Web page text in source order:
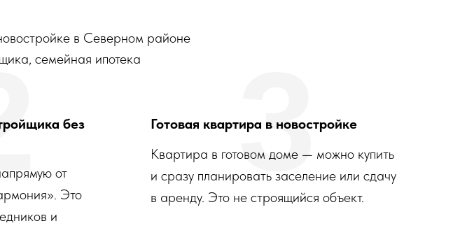
в Северном районе
семейная ипотека
без
от
Это
и
Готовая квартира в новостройке
Квартира в готовом доме — можно купить
и сразу планировать заселение или сдачу
в аренду. Это не строящийся объект.
3